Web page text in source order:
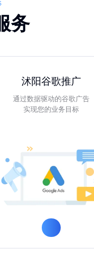
务
沭阳谷歌推广
通过数据驱动的谷歌广告
实现您的业务目标